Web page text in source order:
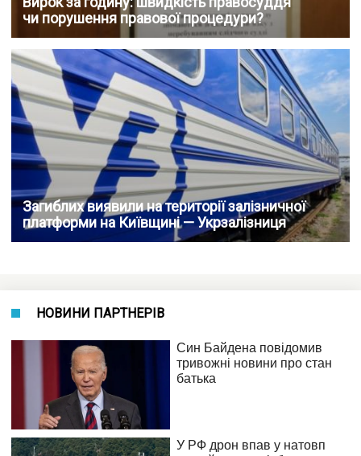
чи порушення правової процедури?
Загиблих виявили на території залізничної
платформи на Київщині — Укрзалізниця
НОВИНИ ПАРТНЕРІВ